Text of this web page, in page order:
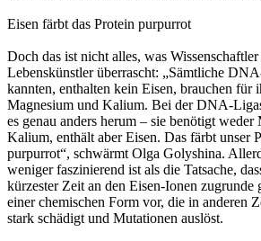
Eisen färbt das Protein purpurrot
Doch das ist nicht alles, was Wissenschaftler
Lebenskünstler überrascht: „Sämtliche
kannten, enthalten kein Eisen, brauchen für
Magnesium und Kalium. Bei der DNA-
es genau anders herum – sie benötigt weder
Kalium, enthält aber Eisen. Das färbt unser
purpurrot“, schwärmt Olga Golyshina.
weniger faszinierend ist als die Tatsache,
kürzester Zeit an den Eisen-Ionen zugrunde
einer chemischen Form vor, die in anderen
stark schädigt und Mutationen auslöst.